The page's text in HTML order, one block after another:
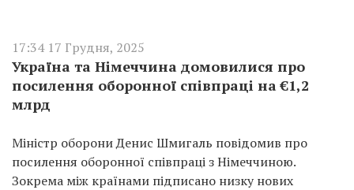
17:34 17 Грудня, 2025
Україна та Німеччина домовилися про
посилення оборонної співпраці на €1,2
млрд
Міністр оборони Денис Шмигаль повідомив про
посилення оборонної співпраці з Німеччиною.
Зокрема між країнами підписано низку нових